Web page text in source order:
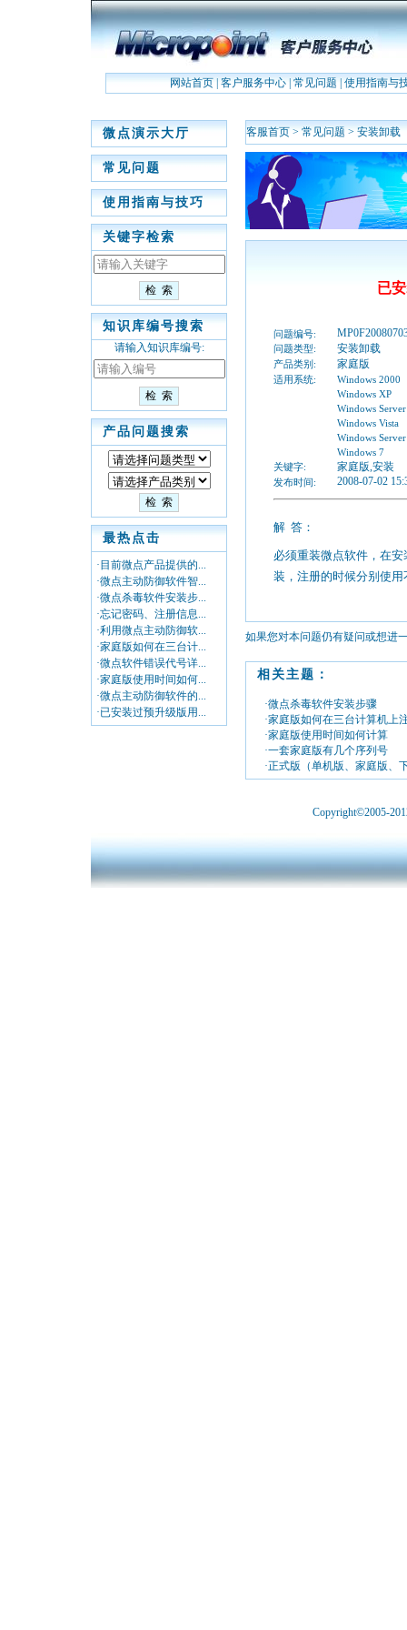
网站首页| 客户服务中心| 常见问题 使用指南与
微点演示大厅
常见问题
使用指南与技巧
关键字检索
知识库编号搜索
请输入知识库编号:
产品问题搜索
最热点击
·目前微点产品提供的...
·微点主动防御软件智...
·微点杀毒软件安装步...
·忘记密码、注册信息...
·利用微点主动防御软...
·家庭版如何在三台计...
·微点软件错误代号详...
·家庭版使用时间如何...
·微点主动防御软件的...
·已安装过预升级版用...
客服首页 > 常见问题 > 安装卸载
已
问题编号:
问题类型: 安装卸载
产品类别: 家庭版
适用系统:
Windows 2000
Windows XP
Windows
Windows Vista
Windows
Windows 7
关键字:
家庭版,安装
发布时间: 2008-07-02
解 答：
必须重装微点软件，在
装，注册的时候分别使
如果您对本问题仍有疑问或想进
相关主题：
·微点杀毒软件安装步骤
·家庭版如何在三台计算机上
·家庭版使用时间如何计算
·一套家庭版有几个序列号
·正式版（单机版、家庭版、
Copyright©2005-